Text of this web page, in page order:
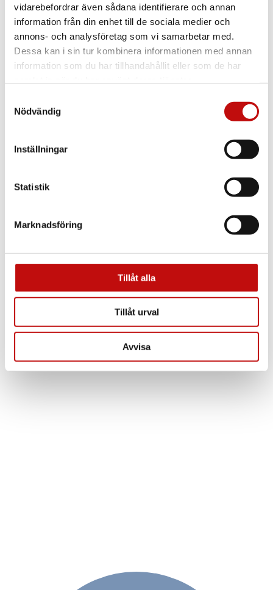
vidarebefordrar även sådana identifierare och annan
information från din enhet till de sociala medier och
annons- och analysföretag som vi samarbetar med.
Dessa kan i sin tur kombinera informationen med annan
information som du har tillhandahållit eller som de har
Nödvändig
Inställningar
Statistik
Marknadsföring
Tillåt alla
Tillåt urval
Avvisa
Enkelslipade, progressiva eller färgskiftande
kommer till dina nya glasögon. Vilket glas du